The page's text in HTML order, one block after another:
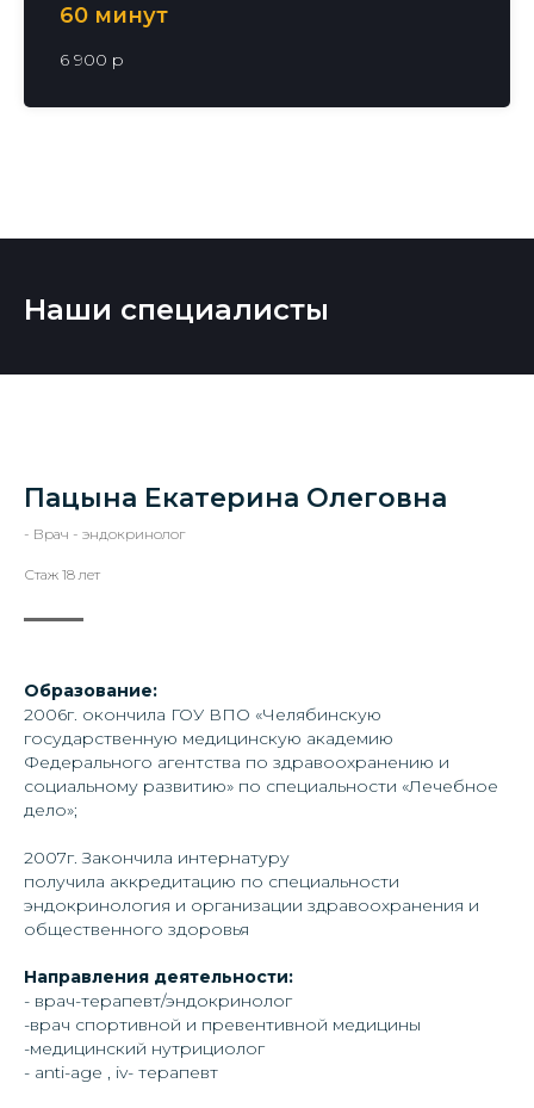
60 минут
6 900 р
Наши специалисты
Пацына Екатерина Олеговна
- Врач - эндокринолог
Стаж 18 лет
Образование:
2006г. окончила ГОУ ВПО «Челябинскую
государственную медицинскую академию
Федерального агентства по здравоохранению и
социальному развитию» по специальности «Лечебное
дело»;
2007г. Закончила интернатуру
получила аккредитацию по специальности
эндокринология и организации здравоохранения и
общественного здоровья
Направления деятельности:
- врач-терапевт/эндокринолог
-⁠врач спортивной и превентивной медицины
-⁠медицинский нутрициолог
- anti-age , iv- терапевт